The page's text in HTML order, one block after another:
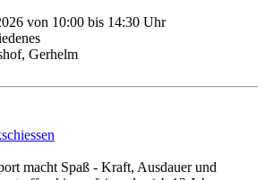
von 10:00 bis 14:30 Uhr
Gerhelm
macht Spaß - Kraft, Ausdauer und